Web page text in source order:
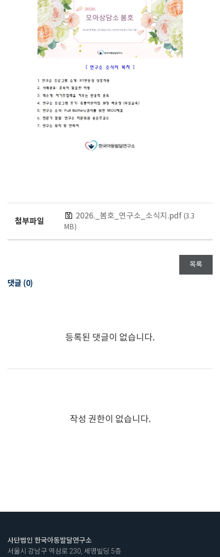
첨부파일
2026._봄호_연구소_소식지.pdf (3.3
MB)
목록
댓글 (0)
등록된 댓글이 없습니다.
작성 권한이 없습니다.
사단법인 한국아동발달연구소
서울시 강남구 역삼로 230, 세명빌딩 5층